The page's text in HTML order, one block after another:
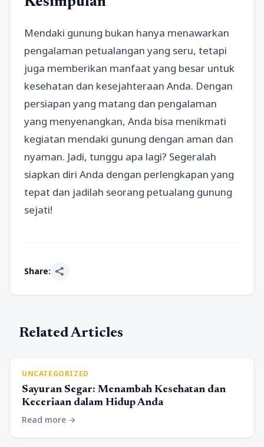
Mendaki gunung bukan hanya menawarkan
pengalaman petualangan yang seru, tetapi
juga memberikan manfaat yang besar untuk
kesehatan dan kesejahteraan Anda. Dengan
persiapan yang matang dan pengalaman
yang menyenangkan, Anda bisa menikmati
kegiatan mendaki gunung dengan aman dan
nyaman. Jadi, tunggu apa lagi? Segeralah
siapkan diri Anda dengan perlengkapan yang
tepat dan jadilah seorang petualang gunung
sejati!
Share: share
Related Articles
UNCATEGORIZED
Sayuran Segar: Menambah Kesehatan dan
Keceriaan dalam Hidup Anda
Read more arrow_forward